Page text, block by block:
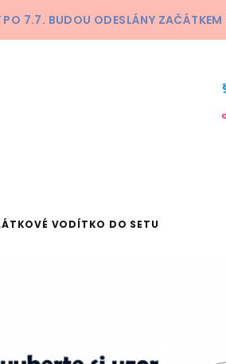
7.7. BUDOU ODESLÁNY
VODÍTKO DO SETU